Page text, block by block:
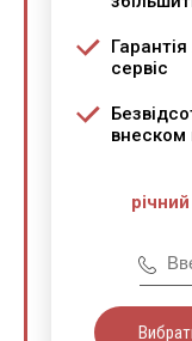
сервіс
внеском